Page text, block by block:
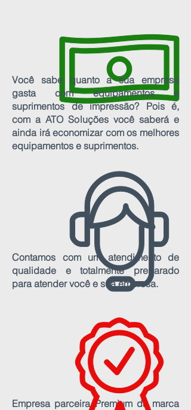
Empresa parceira Premium da marca
Contamos com um atendimento de
qualidade e totalmente preparado
para atender você e sua empresa.
Você sabe quanto a sua empresa
gasta com equipamentos e
suprimentos de impressão? Pois é,
com a ATO Soluções você saberá e
ainda irá economizar com os melhores
equipamentos e suprimentos.